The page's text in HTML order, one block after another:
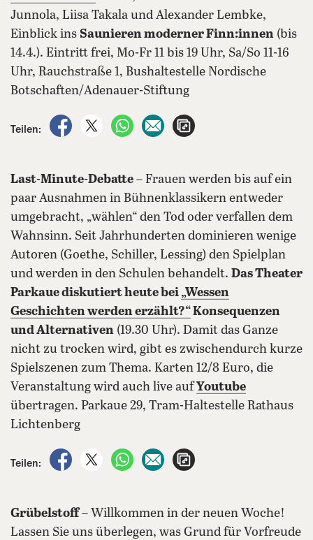
Junnola, Liisa Takala und Alexander Lembke,
Einblick ins Saunieren moderner Finn:innen (bis
14.4.). Eintritt frei, Mo-Fr 11 bis 19 Uhr, Sa/So 11-16
Uhr, Rauchstraße 1, Bushaltestelle Nordische
Botschaften/Adenauer-Stiftung
Teilen:
auf Facebook teilen
auf X teilenper WhatsApp teilen
per E-Mail teilen
Last-Minute-Debatte – Frauen werden bis auf ein
paar Ausnahmen in Bühnenklassikern entweder
umgebracht, „wählen“ den Tod oder verfallen dem
Wahnsinn. Seit Jahrhunderten dominieren wenige
Autoren (Goethe, Schiller, Lessing) den Spielplan
und werden in den Schulen behandelt. Das Theater
Parkaue diskutiert heute bei „Wessen
Geschichten werden erzählt?“Konsequenzen
und Alternativen (19.30 Uhr). Damit das Ganze
nicht zu trocken wird, gibt es zwischendurch kurze
Spielszenen zum Thema. Karten 12/8 Euro, die
Veranstaltung wird auch live aufYoutube
übertragen. Parkaue 29, Tram-Haltestelle Rathaus
Lichtenberg
Teilen:
auf Facebook teilen
auf X teilenper WhatsApp teilen
per E-Mail teilen
Grübelstoff– Willkommen in der neuen Woche!
Lassen Sie uns überlegen, was Grund für Vorfreude